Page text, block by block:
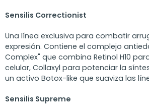
Sensilis Correctionist
Una línea exclusiva para combatir
expresión. Contiene el complejo
Complex" que combina Retinol H10
celular, Collaxyl para potenciar la
un activo Botox-like que suaviza las
Sensilis Supreme